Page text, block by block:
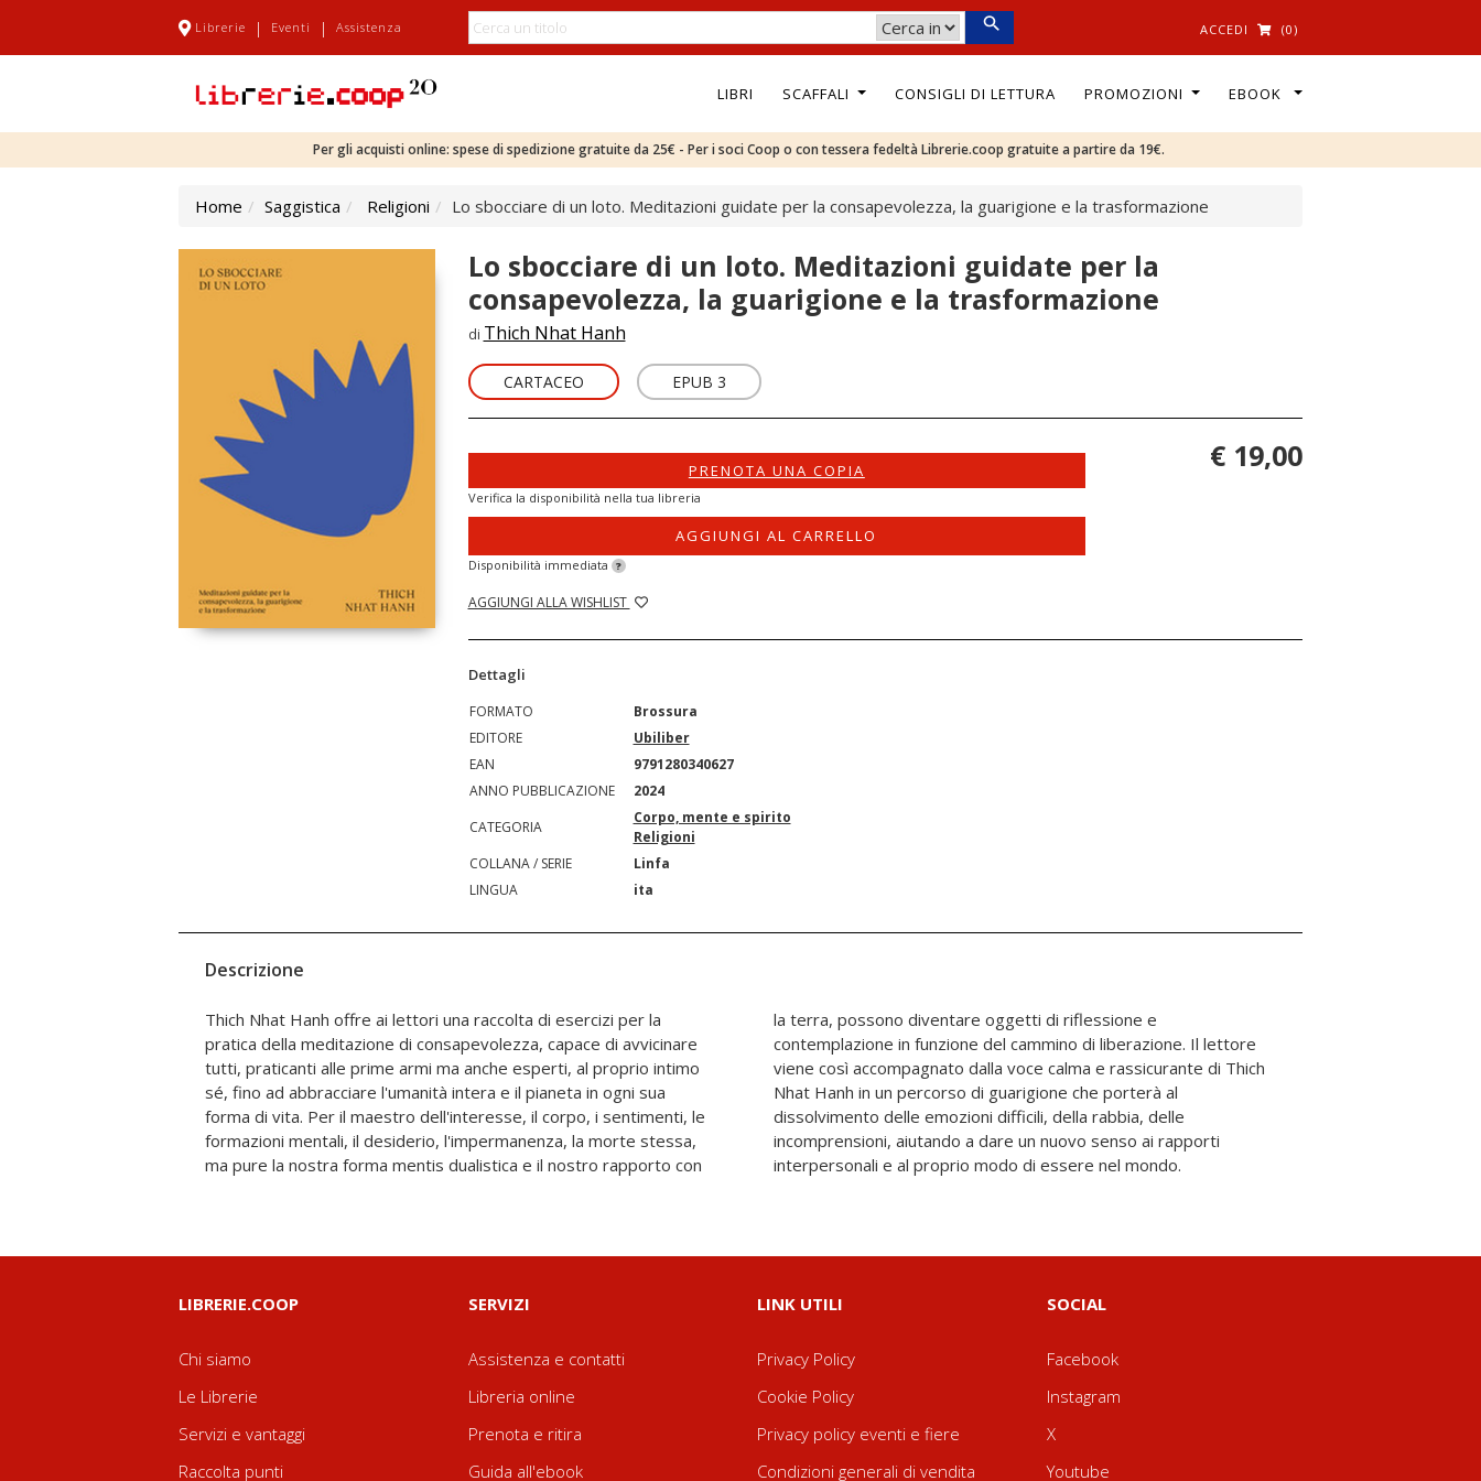
Librerie | Eventi | Assistenza ACCEDI (0)
LIBRI SCAFFALI CONSIGLI DI LETTURA PROMOZIONI EBOOK
Per gli acquisti online: spese di spedizione gratuite da 25€ - Per i soci Coop o con tessera fedeltà Librerie.coop gratuite a partire da 19€.
Home Saggistica Religioni Lo sbocciare di un loto. Meditazioni guidate per la consapevolezza, la guarigione e la trasformazione
Lo sbocciare di un loto. Meditazioni guidate per la
consapevolezza, la guarigione e la trasformazione
di Thich Nhat Hanh
CARTACEO EPUB 3
PRENOTA UNA COPIA
Verifica la disponibilità nella tua libreria
AGGIUNGI AL CARRELLO
Disponibilità immediata ?
AGGIUNGI ALLA WISHLIST
€ 19,00
Dettagli
FORMATO
Brossura
EDITORE
Ubiliber
EAN
9791280340627
ANNO PUBBLICAZIONE
2024
CATEGORIA
Corpo, mente e spirito
Religioni
COLLANA / SERIE
Linfa
LINGUA
ita
Descrizione
Thich Nhat Hanh offre ai lettori una raccolta di esercizi per la
pratica della meditazione di consapevolezza, capace di avvicinare
tutti, praticanti alle prime armi ma anche esperti, al proprio intimo
sé, fino ad abbracciare l'umanità intera e il pianeta in ogni sua
forma di vita. Per il maestro dell'interesse, il corpo, i sentimenti, le
formazioni mentali, il desiderio, l'impermanenza, la morte stessa,
ma pure la nostra forma mentis dualistica e il nostro rapporto con
la terra, possono diventare oggetti di riflessione e
contemplazione in funzione del cammino di liberazione. Il lettore
viene così accompagnato dalla voce calma e rassicurante di Thich
Nhat Hanh in un percorso di guarigione che porterà al
dissolvimento delle emozioni difficili, della rabbia, delle
incomprensioni, aiutando a dare un nuovo senso ai rapporti
interpersonali e al proprio modo di essere nel mondo.
LIBRERIE.COOP
Chi siamo
Le Librerie
Servizi e vantaggi
Raccolta punti
SERVIZI
Assistenza e contatti
Libreria online
Prenota e ritira
Guida all'ebook
LINK UTILI
Privacy Policy
Cookie Policy
Privacy policy eventi e fiere
Condizioni generali di vendita
SOCIAL
Facebook
Instagram
X
Youtube